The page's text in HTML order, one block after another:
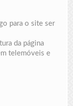
para o site ser
da página
telemóveis e